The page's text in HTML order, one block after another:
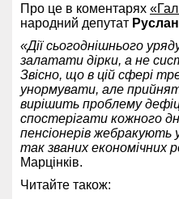
Про це в коментарях
народний депутат
«Дії сьогоднішнього
залатати дірки, а не
Звісно, що в цій сфері
унормувати, але
вирішить проблему
спостерігати кожного
пенсіонерів жебракують
так званих економічних
Марцінків.
Читайте також: